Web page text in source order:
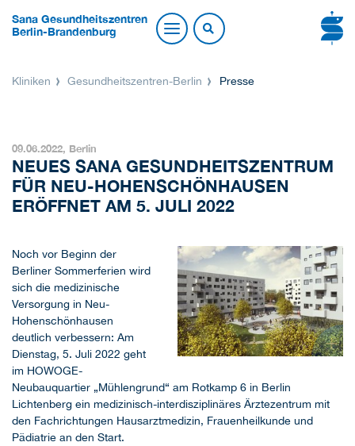
Sana Gesundheitszentren
Berlin-Brandenburg
Kliniken Gesundheitszentren-Berlin Presse
09.06.2022, Berlin
NEUES SANA GESUNDHEITSZENTRUM
FÜR NEU-HOHENSCHÖNHAUSEN
ERÖFFNET AM 5. JULI 2022
+
Noch vor Beginn der
Berliner Sommerferien wird
sich die medizinische
Versorgung in Neu-
Hohenschönhausen
deutlich verbessern: Am
Dienstag, 5. Juli 2022 geht
im HOWOGE-
Neubauquartier „Mühlengrund“ am Rotkamp 6 in Berlin
Lichtenberg ein medizinisch-interdisziplinäres Ärztezentrum mit
den Fachrichtungen Hausarztmedizin, Frauenheilkunde und
Pädiatrie an den Start.